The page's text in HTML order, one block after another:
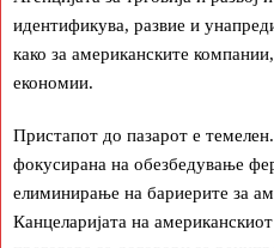
идентификува, развие и
како за американските
економии.
Пристапот до пазарот е
фокусирана на обезбедување
елиминирање на бариерите за
Канцеларијата на